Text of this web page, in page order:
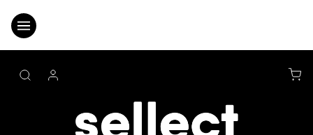
obsah